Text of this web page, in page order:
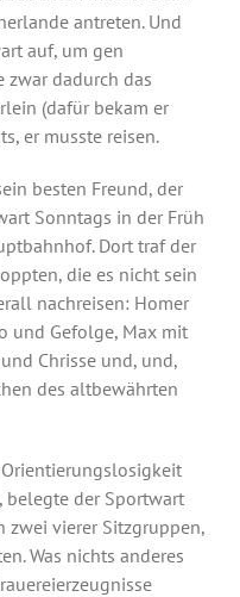
antreten. Und
auf, um gen
zwar dadurch das
(dafür bekam er
er musste reisen.
besten Freund, der
Sonntags in der Früh
Dort traf der
die es nicht sein
nachreisen: Homer
und Gefolge, Max mit
Chrisse und, und,
des altbewährten
belegte der Sportwart
zwei vierer Sitzgruppen,
Was nichts anderes